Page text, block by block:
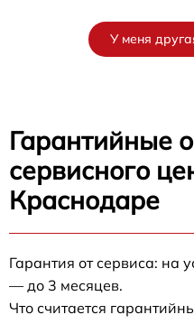
У меня
Гарантийные
сервисного
Краснодаре
Гарантия от сервиса: на
— до 3 месяцев.
Что считается